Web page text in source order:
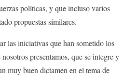
políticas, y que incluso varios
propuestas similares.
las iniciativas que han sometido los
presentamos, que se integre y
muy buen dictamen en el tema de